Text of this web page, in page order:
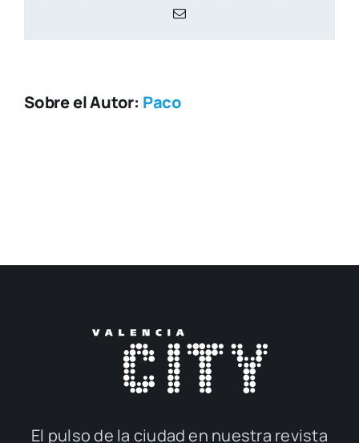
Correo
Sobre el Autor: Paco
El pul­so de la ciu­dad en nues­tra revis­ta